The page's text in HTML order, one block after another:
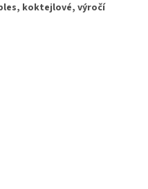
koktejlové, výročí